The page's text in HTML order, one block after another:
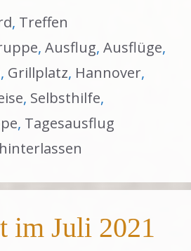
, Treffen
, Ausflug, Ausflüge,
, Grillplatz, Hannover,
, Selbsthilfe,
, Tagesausflug
im Juli 2021